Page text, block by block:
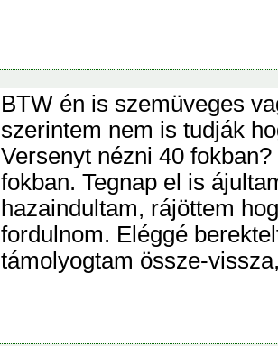
BTW én is szemüveges
szerintem nem is tudják
Versenyt nézni 40
fokban. Tegnap el is
hazaindultam, rájöttem
fordulnom. Eléggé
támolyogtam össze-